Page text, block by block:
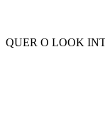
QUER O LOOK